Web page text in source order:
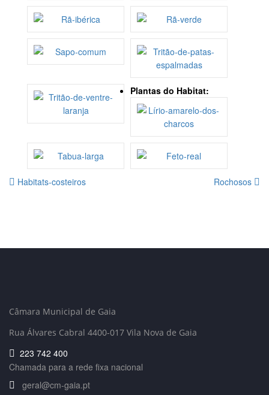
Plantas do Habitat:
Habitats-costeiros Rochosos
Câmara Municipal de Gaia
Rua Álvares Cabral 4400-017 Vila Nova de Gaia
223 742 400
Chamada para a rede fixa nacional
geral@cm-gaia.pt